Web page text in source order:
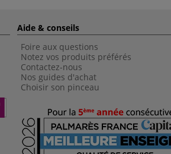
Aide & conseils
Foire aux questions
Notez vos produits préférés
Contactez-nous
Nos guides d'achat
Choisir son pinceau